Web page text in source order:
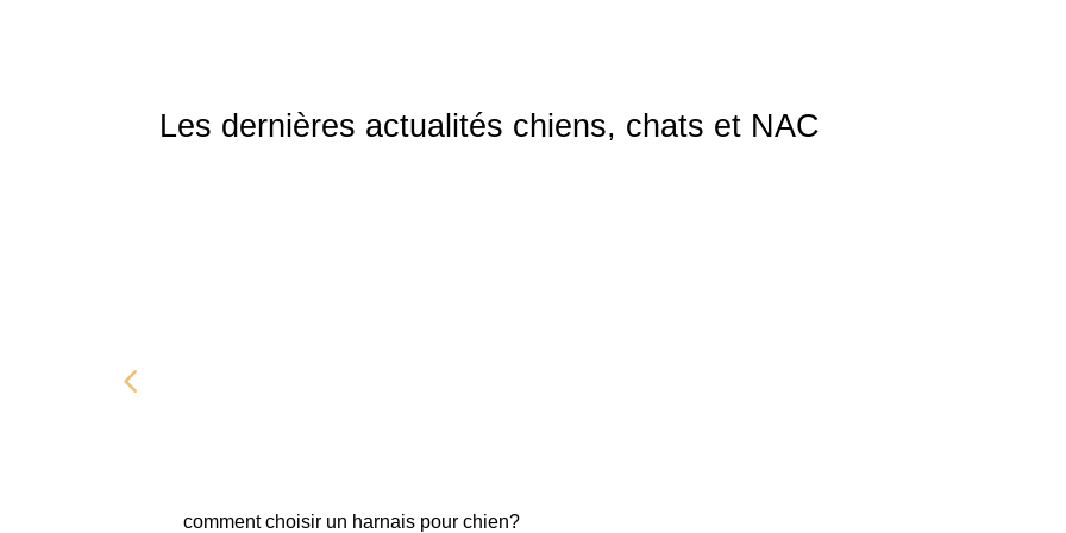
Les dernières actualités chiens, chats et NAC
comment choisir un harnais pour chien?